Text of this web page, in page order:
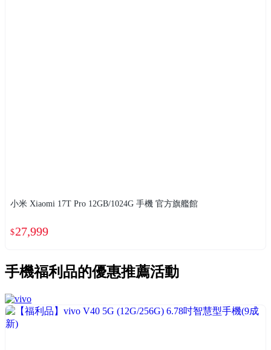
小米 Xiaomi 17T Pro 12GB/1024G 手機 官方旗艦館
$27,999
手機福利品的優惠推薦活動